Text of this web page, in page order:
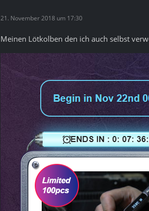
21. November 2018 um 17:30
Meinen Lötkolben den ich auch selbst